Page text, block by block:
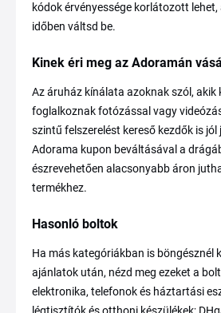
kódok érvényessége korlátozott
időben váltsd be.
Kinek éri meg az Adoramán
Az áruház kínálata azoknak szól, akik
foglalkoznak fotózással vagy
szintű felszerelést kereső kezdők is
Adorama kupon beváltásával a
észrevehetően alacsonyabb áron
termékhez.
Hasonló boltok
Ha más kategóriákban is böngésznél
ajánlatok után, nézd meg ezeket a
elektronika, telefonok és háztartási